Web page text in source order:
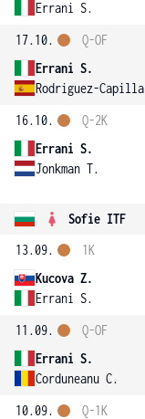
Errani S.
17.10.
Errani S.
Rodriguez-Capilla
Q-OF
16.10.
Errani S.
Jonkman T.
Q-2K
Sofie ITF
13.09.
Kucova Z.
Errani S.
1K
11.09.
Errani S.
Corduneanu C.
Q-OF
10.09.
Q-1K